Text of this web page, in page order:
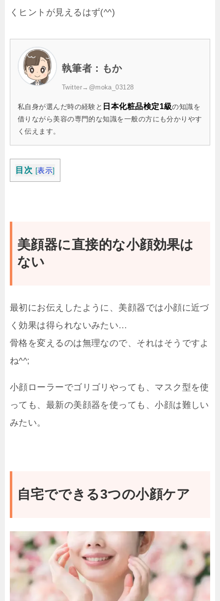
くヒントが見えるはず(^^)
執筆者：もか
Twitter→ @moka_03128
私自身が選んだ時の経験と 日本化粧品検定1級の知識を
借りながら美容の専門的な知識を一般の方にも分かりやす
く伝えます。
目次 [表示]
美顔器に直接的な小顔効果は
ない
最初にお伝えしたように、美顔器では小顔に近づ
く効果は得られないみたい…
骨格を変えるのは無理なので、それはそうですよ
ね^^;
小顔ローラーでゴリゴリやっても、マスク型を使
っても、最新の美顔器を使っても、小顔は難しい
みたい。
自宅でできる3つの小顔ケア